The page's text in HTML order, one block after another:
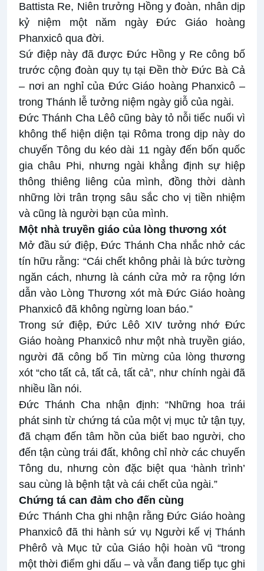
Battista Re, Niên trưởng Hồng y đoàn, nhân dịp
kỷ niệm một năm ngày Đức Giáo hoàng
Phanxicô qua đời.
Sứ điệp này đã được Đức Hồng y Re công bố
trước cộng đoàn quy tụ tại Đền thờ Đức Bà Cả
– nơi an nghỉ của Đức Giáo hoàng Phanxicô –
trong Thánh lễ tưởng niệm ngày giỗ của ngài.
Đức Thánh Cha Lêô cũng bày tỏ nỗi tiếc nuối vì
không thể hiện diện tại Rôma trong dịp này do
chuyến Tông du kéo dài 11 ngày đến bốn quốc
gia châu Phi, nhưng ngài khẳng định sự hiệp
thông thiêng liêng của mình, đồng thời dành
những lời trân trọng sâu sắc cho vị tiền nhiệm
và cũng là người bạn của mình.
Một nhà truyền giáo của lòng thương xót
Mở đầu sứ điệp, Đức Thánh Cha nhắc nhở các
tín hữu rằng: “Cái chết không phải là bức tường
ngăn cách, nhưng là cánh cửa mở ra rộng lớn
dẫn vào Lòng Thương xót mà Đức Giáo hoàng
Phanxicô đã không ngừng loan báo.”
Trong sứ điệp, Đức Lêô XIV tưởng nhớ Đức
Giáo hoàng Phanxicô như một nhà truyền giáo,
người đã công bố Tin mừng của lòng thương
xót “cho tất cả, tất cả, tất cả”, như chính ngài đã
nhiều lần nói.
Đức Thánh Cha nhận định: “Những hoa trái
phát sinh từ chứng tá của một vị mục tử tận tụy,
đã chạm đến tâm hồn của biết bao người, cho
đến tận cùng trái đất, không chỉ nhờ các chuyến
Tông du, nhưng còn đặc biệt qua ‘hành trình’
sau cùng là bệnh tật và cái chết của ngài.”
Chứng tá can đảm cho đến cùng
Đức Thánh Cha ghi nhận rằng Đức Giáo hoàng
Phanxicô đã thi hành sứ vụ Người kế vị Thánh
Phêrô và Mục tử của Giáo hội hoàn vũ “trong
một thời điểm ghi dấu – và vẫn đang tiếp tục ghi